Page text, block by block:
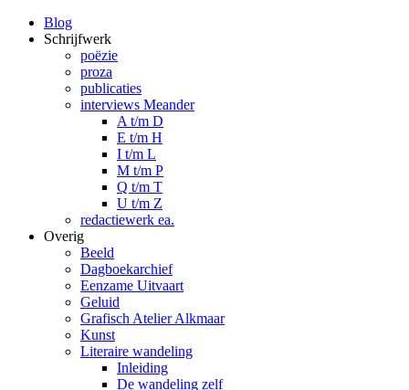
Blog
Schrijfwerk
poëzie
proza
publicaties
interviews Meander
A t/m D
E t/m H
I t/m L
M t/m P
Q t/m T
U t/m Z
redactiewerk ea.
Overig
Beeld
Dagboekarchief
Eenzame Uitvaart
Geluid
Grafisch Atelier Alkmaar
Kunst
Literaire wandeling
Inleiding
De wandeling zelf